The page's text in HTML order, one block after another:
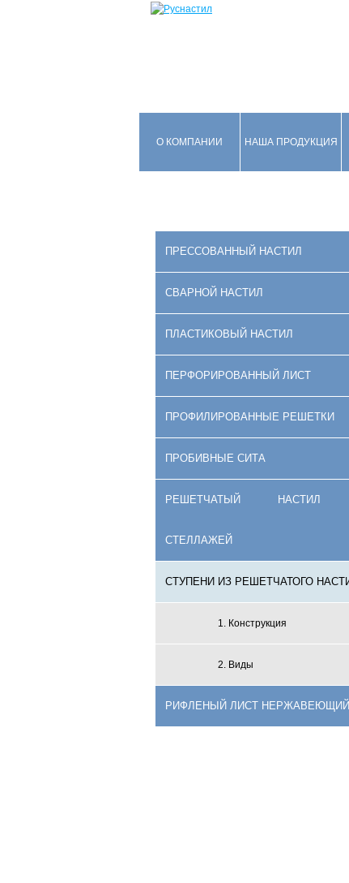
О КОМПАНИИ НАША ПРОДУКЦИЯ
ПРЕССОВАННЫЙ НАСТИЛ
СВАРНОЙ НАСТИЛ
ПЛАСТИКОВЫЙ НАСТИЛ
ПЕРФОРИРОВАННЫЙ ЛИСТ
ПРОФИЛИРОВАННЫЕ РЕШЕТКИ
ПРОБИВНЫЕ СИТА
РЕШЕТЧАТЫЙ НАСТИЛ
СТЕЛЛАЖЕЙ
СТУПЕНИ ИЗ РЕШЕТЧАТОГО
1. Конструкция
2. Виды
РИФЛЕНЫЙ ЛИСТ НЕРЖАВЕЮЩИЙ